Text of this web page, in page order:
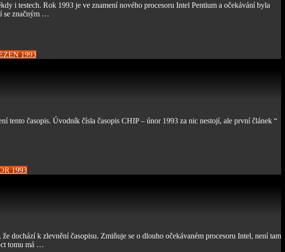
i testech. Rok 1993 je ve znamení nového procesoru Intel Pentium a očekávání byla
se značným …
1993
tento časopis. Úvodník čísla časopis CHIP – únor 1993 za nic nestojí, ale první článek “
1993
k zlevnění časopisu. Zmiňuje se o dlouho očekávaném procesoru Intel, není tam
tomu má …